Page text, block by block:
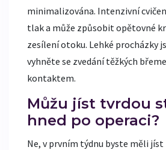
minimalizována. Intenzivní
tlak a může způsobit opětovné
zesílení otoku. Lehké procházky
vyhněte se zvedání těžkých
kontaktem.
Můžu jíst tvrdou
hned po operaci?
Ne, v prvním týdnu byste měli jíst